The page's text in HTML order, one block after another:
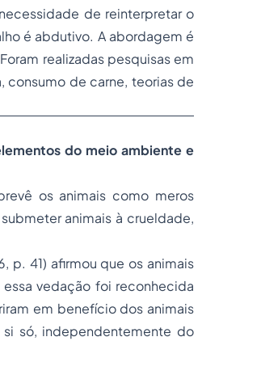
de reinterpretar o
é abdutivo. A abordagem é
realizadas pesquisas em
consumo de carne, teorias de
do meio ambiente e
os animais como meros
animais à crueldade,
p. 41) afirmou que os animais
vedação foi reconhecida
em benefício dos animais
só, independentemente do